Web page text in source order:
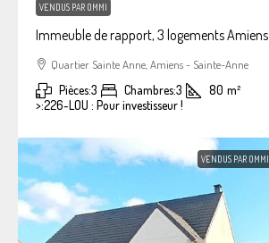
VENDUS PAR OMMI
Immeuble de rapport, 3 logements Amiens
Quartier Sainte Anne, Amiens - Sainte-Anne
Pièces:3 Chambres:3 80 m²
>:226-LOU : Pour investisseur !
VENDUS PAR OMMI